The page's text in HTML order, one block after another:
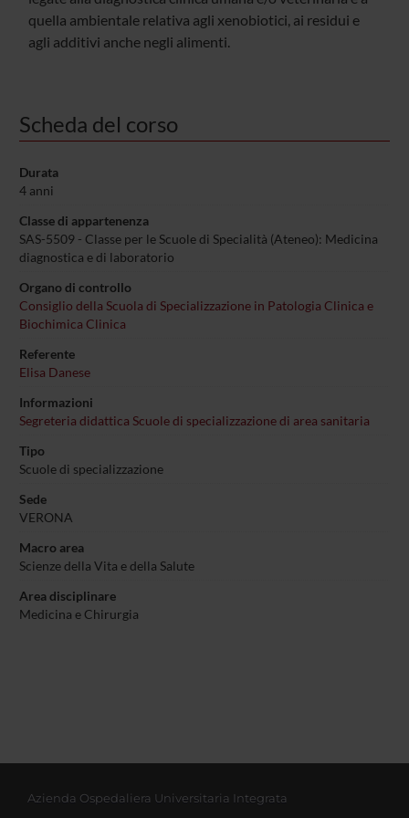
quella ambientale relativa agli xenobiotici, ai residui e
agli additivi anche negli alimenti.
Scheda del corso
Durata
4 anni
Classe di appartenenza
SAS-5509 - Classe per le Scuole di Specialità (Ateneo): Medicina
diagnostica e di laboratorio
Organo di controllo
Consiglio della Scuola di Specializzazione in Patologia Clinica e
Biochimica Clinica
Referente
Elisa Danese
Informazioni
Segreteria didattica Scuole di specializzazione di area sanitaria
Tipo
Scuole di specializzazione
Sede
VERONA
Macro area
Scienze della Vita e della Salute
Area disciplinare
Medicina e Chirurgia
Azienda Ospedaliera Universitaria Integrata